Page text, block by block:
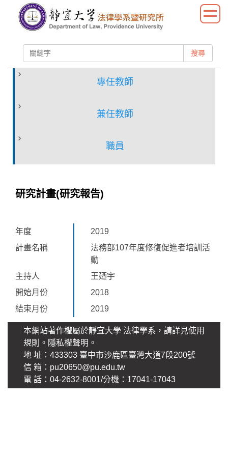
容
搜尋
專任教師
兼任教師
職員
研究計畫(研究報告)
年度
2019
計畫名稱
法務部107年度修復促進者培訓活
動
主持人
王廼宇
開始月份
2018
結束月份
2019
本網站著作權屬於靜宜大學 法律學系，請詳見使用
規則。 隱私權聲明 。
地 址：433303 臺中市沙鹿區臺灣大道7段200號
信 箱：pu20650@pu.edu.tw
電 話：04-2632-8001/分機：17041-17043